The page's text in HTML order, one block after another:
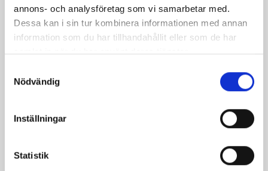
annons- och analysföretag som vi samarbetar med.
Dessa kan i sin tur kombinera informationen med annan
information som du har tillhandahållit eller som de har
samlat in när du har använt deras tjänster.
Nödvändig
Inställningar
Statistik
Produkter i receptet: